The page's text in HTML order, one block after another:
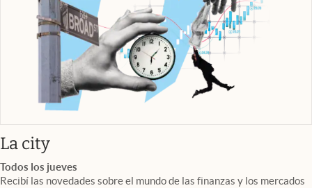
La cityabre en nueva pestaña
Todos los jueves
Recibí las novedades sobre el mundo de las finanzas y los mercados